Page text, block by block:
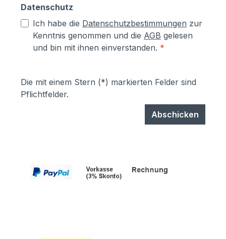
Datenschutz
Ich habe die Datenschutzbestimmungen zur
Kenntnis genommen und die AGB gelesen
und bin mit ihnen einverstanden. *
Die mit einem Stern (*) markierten Felder sind
Pflichtfelder.
Abschicken